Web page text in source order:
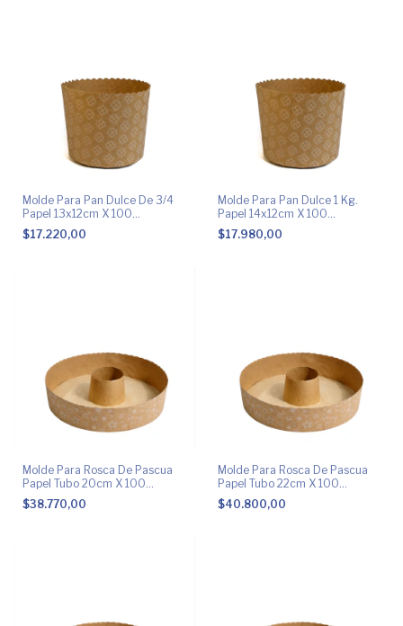
Molde Para Pan Dulce De 3/4
Papel 13x12cm X 100
Unidades.
$17.220,00
Molde Para Pan Dulce 1 Kg.
Papel 14x12cm X 100
Unidades.
$17.980,00
Molde Para Rosca De Pascua
Papel Tubo 20cm X 100
Unidades
$38.770,00
Molde Para Rosca De Pascua
Papel Tubo 22cm X 100
Unidades
$40.800,00